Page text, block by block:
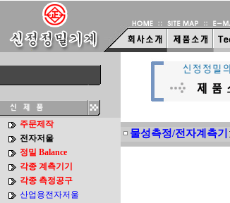
주문제작
전자저울
정밀 Balance
각종 계측기기
각종 측정공구
산업용전자저울
물성측정/전자계측기